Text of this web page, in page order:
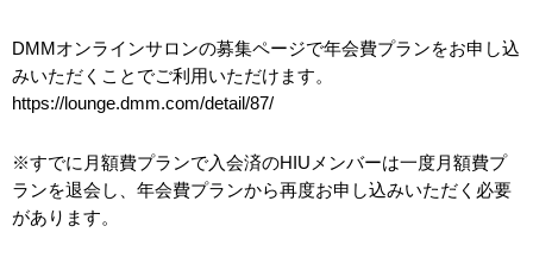
DMMオンラインサロンの募集ページで年会費プランをお申し込
みいただくことでご利用いただけます。
https://lounge.dmm.com/detail/87/
※すでに月額費プランで入会済のHIUメンバーは一度月額費プ
ランを退会し、年会費プランから再度お申し込みいただく必要
があります。